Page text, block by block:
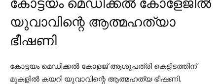
കോട്ടയം മെഡിക്കൽ കോളേജിൽ
യുവാവിന്റെ ആത്മഹത്യാ
ഭീഷണി
കോട്ടയം മെഡിക്കല്‍ കോളജ് ആശുപത്രി കെട്ടിടത്തിന്
മുകളില്‍ കയറി യുവാവിന്റെ ആത്മഹത്യ ഭീഷണി.